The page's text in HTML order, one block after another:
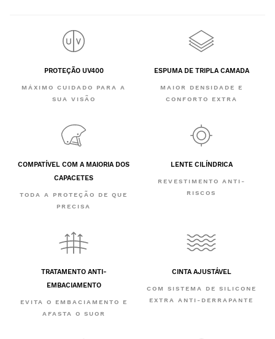
PROTEÇÃO UV400
MÁXIMO CUIDADO PARA A
SUA VISÃO
ESPUMA DE TRIPLA CAMADA
MAIOR DENSIDADE E
CONFORTO EXTRA
COMPATÍVEL COM A MAIORIA DOS
CAPACETES
TODA A PROTEÇÃO DE QUE
PRECISA
LENTE CILÍNDRICA
REVESTIMENTO ANTI-
RISCOS
TRATAMENTO ANTI-
EMBACIAMENTO
EVITA O EMBACIAMENTO E
AFASTA O SUOR
CINTA AJUSTÁVEL
COM SISTEMA DE SILICONE
EXTRA ANTI-DERRAPANTE